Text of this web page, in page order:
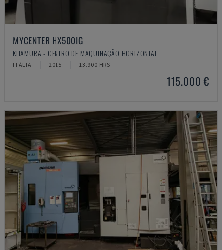
MYCENTER HX500IG
KITAMURA - CENTRO DE MAQUINAÇÃO HORIZONTAL
ITÁLIA 2015 13.900 HRS
115.000 €